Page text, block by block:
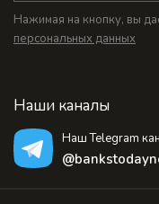
Нажимая на кнопку, вы
персональных данных
Наши каналы
Наш Telegram